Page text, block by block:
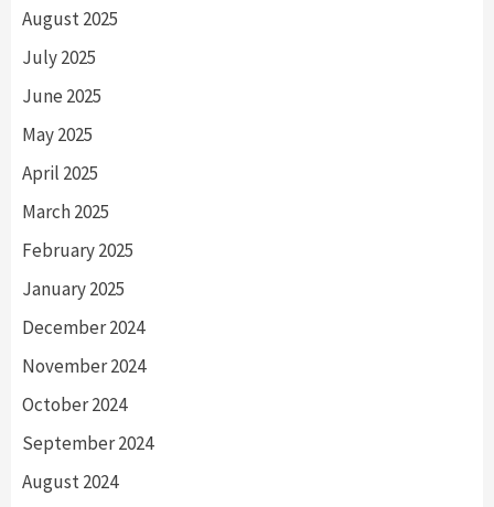
August 2025
July 2025
June 2025
May 2025
April 2025
March 2025
February 2025
January 2025
December 2024
November 2024
October 2024
September 2024
August 2024